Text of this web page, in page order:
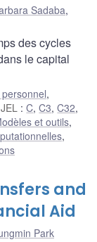
Sadaba,
des cycles
le capital
,
:C,C3,C32,
et outils,
,
and
Aid
Park